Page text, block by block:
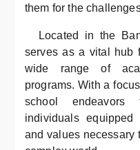
them for the
Located in the
serves as a vital hub
wide range of
programs. With a
school endeavors
individuals
and values necessary